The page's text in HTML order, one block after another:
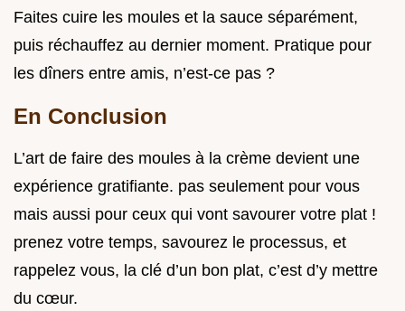
Faites cuire les moules et la sauce séparément,
puis réchauffez au dernier moment. Pratique pour
les dîners entre amis, n’est-ce pas ?
En Conclusion
L’art de faire des moules à la crème devient une
expérience gratifiante. pas seulement pour vous
mais aussi pour ceux qui vont savourer votre plat !
prenez votre temps, savourez le processus, et
rappelez vous, la clé d’un bon plat, c’est d’y mettre
du cœur.